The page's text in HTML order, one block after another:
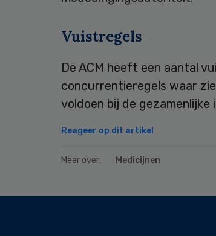
Vuistregels
De ACM heeft een aantal
concurrentieregels waar
voldoen bij de gezamenlijke
Reageer op dit artikel
Meer over: Medicijnen